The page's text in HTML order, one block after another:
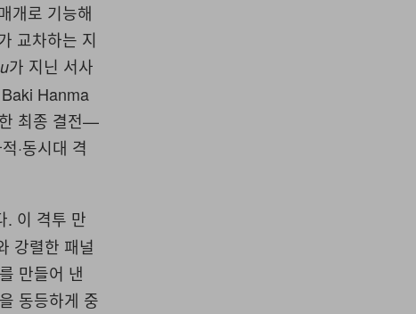
개로 기능해
교차하는 지
가 지닌 서사
Hanma
최종 결전—
·동시대 격
. 이 격투 만
강렬한 패널
만들어 낸
동등하게 중